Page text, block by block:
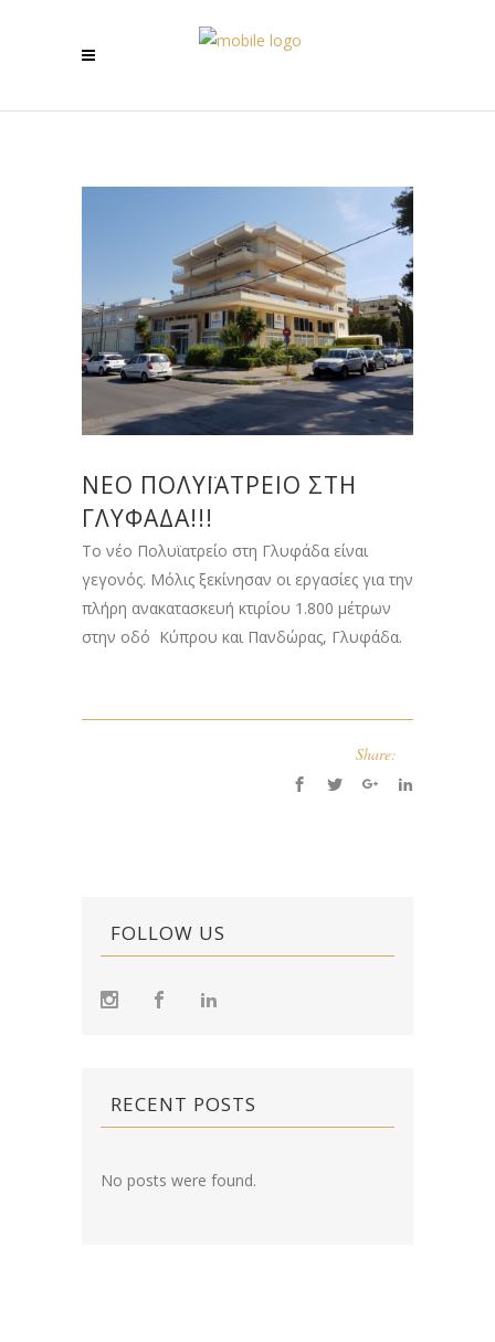
ΝΈΟ ΠΟΛΥΪΑΤΡΕΊΟ ΣΤΗ
ΓΛΥΦΆΔΑ!!!
Το νέο Πολυϊατρείο στη Γλυφάδα είναι
γεγονός. Μόλις ξεκίνησαν οι εργασίες για την
πλήρη ανακατασκευή κτιρίου 1.800 μέτρων
στην οδό Κύπρου και Πανδώρας, Γλυφάδα.
Share:
FOLLOW US
RECENT POSTS
No posts were found.